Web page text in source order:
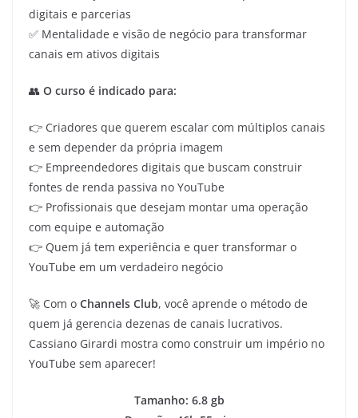
digitais e parcerias
✅ Mentalidade e visão de negócio para transformar
canais em ativos digitais
👥 O curso é indicado para:
👉 Criadores que querem escalar com múltiplos canais
e sem depender da própria imagem
👉 Empreendedores digitais que buscam construir
fontes de renda passiva no YouTube
👉 Profissionais que desejam montar uma operação
com equipe e automação
👉 Quem já tem experiência e quer transformar o
YouTube em um verdadeiro negócio
🚀 Com o Channels Club, você aprende o método de
quem já gerencia dezenas de canais lucrativos.
Cassiano Girardi mostra como construir um império no
YouTube sem aparecer!
Tamanho: 6.8 gb